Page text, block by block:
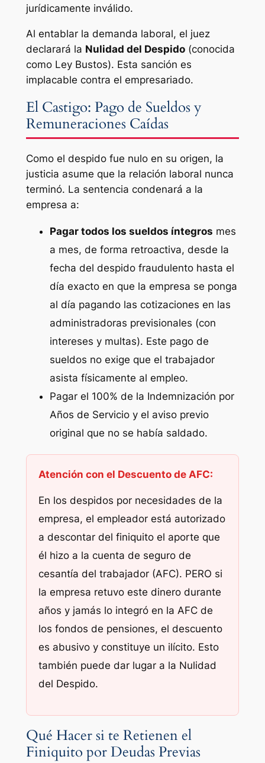
jurídicamente inválido.
Al entablar la demanda laboral, el juez
declarará la Nulidad del Despido(conocida
como Ley Bustos). Esta sanción es
implacable contra el empresariado.
El Castigo: Pago de Sueldos y
Remuneraciones Caídas
Como el despido fue nulo en su origen, la
justicia asume que la relación laboral nunca
terminó. La sentencia condenará a la
empresa a:
Pagar todos los sueldos íntegros mes
a mes, de forma retroactiva, desde la
fecha del despido fraudulento hasta el
día exacto en que la empresa se ponga
al día pagando las cotizaciones en las
administradoras previsionales (con
intereses y multas). Este pago de
sueldos no exige que el trabajador
asista físicamente al empleo.
Pagar el 100% de la Indemnización por
Años de Servicio y el aviso previo
original que no se había saldado.
Atención con el Descuento de AFC:
En los despidos por necesidades de la
empresa, el empleador está autorizado
a descontar del finiquito el aporte que
él hizo a la cuenta de seguro de
cesantía del trabajador (AFC). PERO si
la empresa retuvo este dinero durante
años y jamás lo integró en la AFC de
los fondos de pensiones, el descuento
es abusivo y constituye un ilícito. Esto
también puede dar lugar a la Nulidad
del Despido.
Qué Hacer si te Retienen el
Finiquito por Deudas Previas